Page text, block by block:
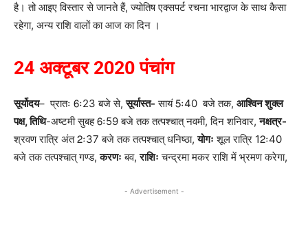
है। तो आइए विस्तार से जानते हैं, ज्योतिष एक्सपर्ट रचना भारद्वाज के साथ कैसा
रहेगा, अन्य राशि वालों का आज का दिन ।
24 अक्टूबर2020पंचांग
सूर्योदय– प्रातः 6ः23 बजे से,सूर्यास्त- सायं 5ः40 बजे तक, आश्विन शुक्ल
पक्ष, तिथि-अष्टमी सुबह 6ः59 बजे तक तत्पश्चात् नवमी, दिन शनिवार,नक्षत्र-
श्रवण रात्रि अंत 2ः37 बजे तक तत्पश्चात् धनिष्ठा,योगः शूल रात्रि 12ः40
बजे तक तत्पश्चात् गण्ड,करणः बव,राशिः चन्द्रमा मकर राशि में भ्रमण करेगा,
- Advertisement -